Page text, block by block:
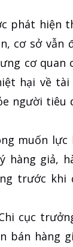
phát hiện
cơ sở vẫn
cơ quan
hại về
người tiêu
muốn
giả,
trước
cục
bán hàng